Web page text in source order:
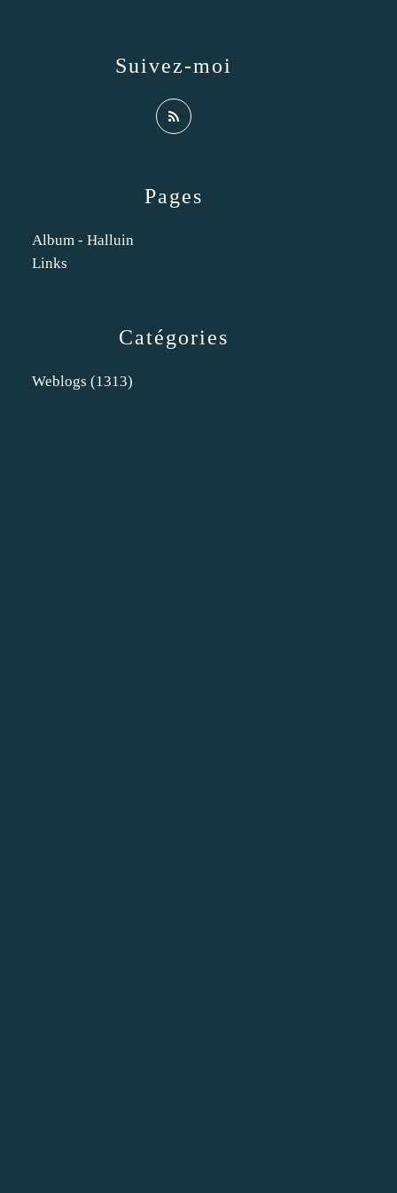
Catégories
Weblogs (1313)
Pages
Album - Halluin
Links
Suivez-moi